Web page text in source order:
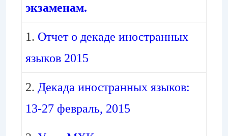
экзаменам.
1. Отчет о декаде иностранных
языков 2015
2. Декада иностранных языков:
13-27 февраль, 2015